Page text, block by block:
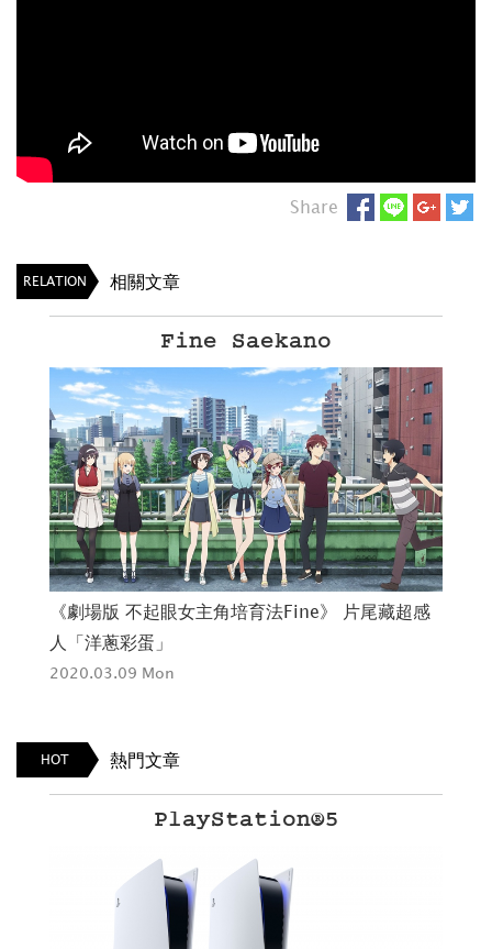
Share
RELATION 相關文章
Fine Saekano
《劇場版 不起眼女主角培育法Fine》 片尾藏超感
人「洋蔥彩蛋」
2020.03.09 Mon
HOT 熱門文章
PlayStation®5